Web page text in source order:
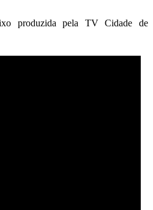
produzida pela TV Cidade de